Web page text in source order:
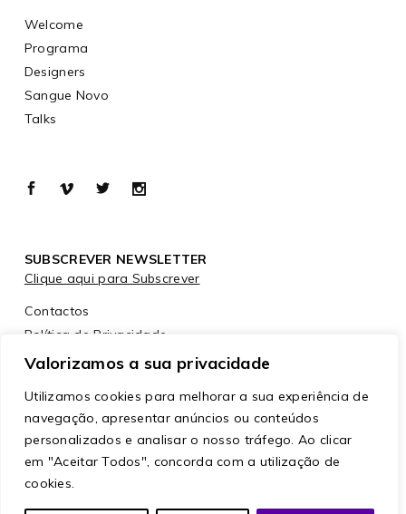
Valorizamos a sua privacidade
Utilizamos cookies para melhorar a sua experiência de
navegação, apresentar anúncios ou conteúdos
personalizados e analisar o nosso tráfego. Ao clicar
em "Aceitar Todos", concorda com a utilização de
cookies.
Welcome
Programa
Designers
Sangue Novo
Talks
SUBSCREVER NEWSLETTER
Clique aqui para Subscrever
Contactos
Política de Privacidade
Política de Cookies